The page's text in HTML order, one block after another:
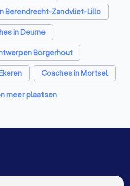
Antwerpen Wilrijk
in Antwerpen Wilrijk
Berendrecht-Zandvliet-Lillo
in Deurne
Borgerhout
Coaches in Mortsel
Coaches in Wommelgem
Coaches in Kortrijk
meer plaatsen